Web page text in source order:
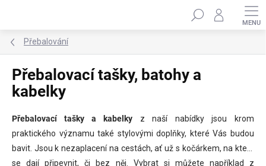
Hledat
Přebalování
Přebalovací tašky, batohy a
kabelky
Přebalovací tašky a kabelky z naší nabídky jsou krom
praktického významu také stylovými doplňky, které Vás budou
bavit. Jsou k nezaplacení na cestách, ať už s kočárkem, na který
se dají připevnit, či bez něj. Vybrat si můžete například z